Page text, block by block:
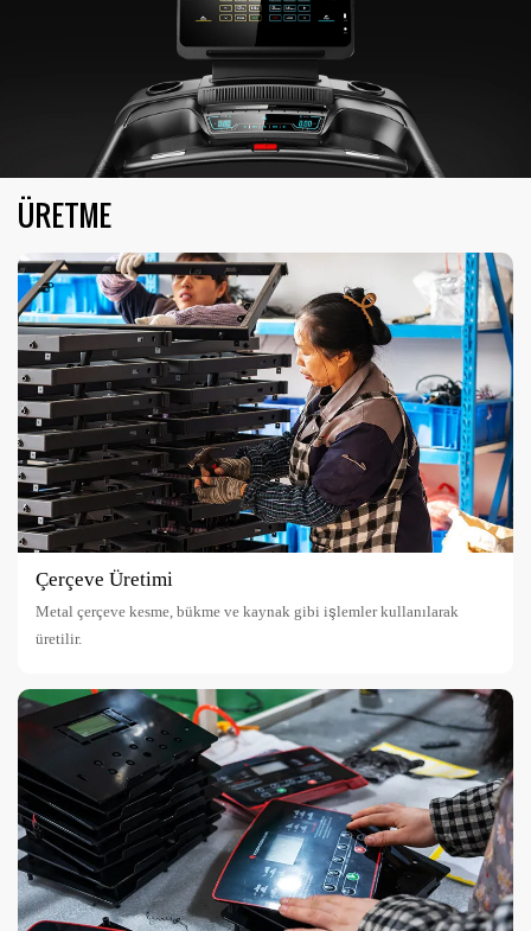
ÜRETME
Çerçeve Üretimi
Metal çerçeve kesme, bükme ve kaynak gibi işlemler kullanılarak
üretilir.